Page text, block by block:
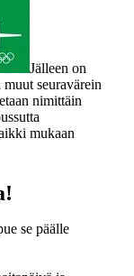
Jälleen on
seuravärein
nimittäin
mukaan
se päälle